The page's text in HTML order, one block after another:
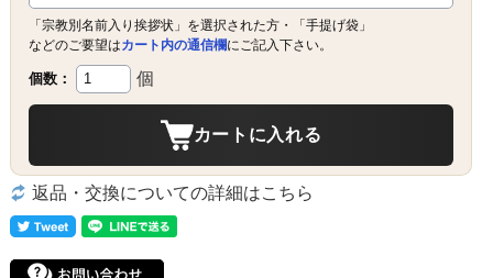
「宗教別名前入り挨拶状」を選択された方・「手提げ袋」
などのご要望はカート内の通信欄にご記入下さい。
個数： 個
カートに入れる
返品・交換についての詳細はこちら